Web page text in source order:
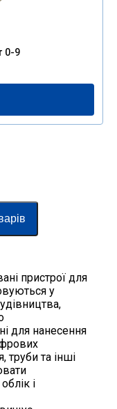
0-9
пристрої для
у
для нанесення
труби та інші
і